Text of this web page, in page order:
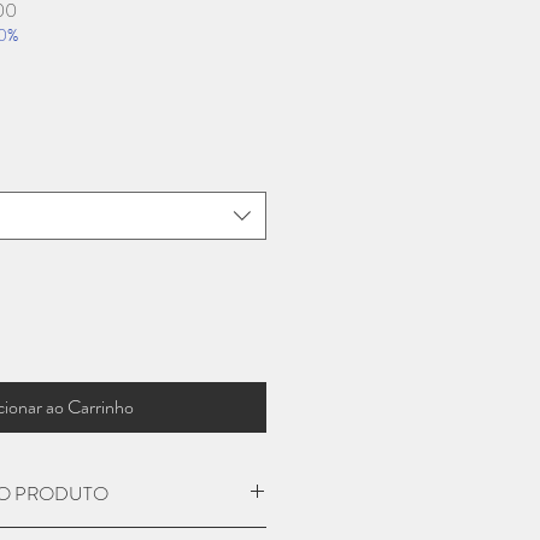
promocional
ao Carrinho
PRODUTO